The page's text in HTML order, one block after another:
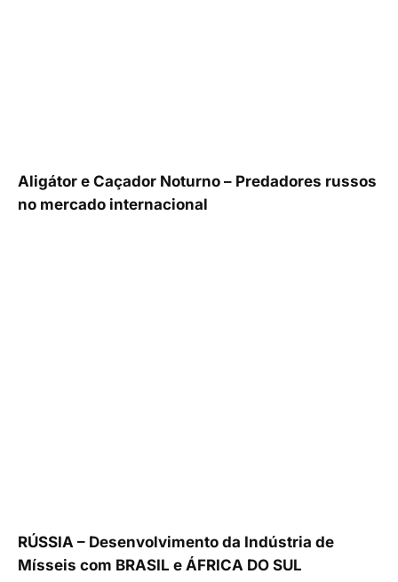
Aligátor e Caçador Noturno – Predadores russos
no mercado internacional
RÚSSIA – Desenvolvimento da Indústria de
Mísseis com BRASIL e ÁFRICA DO SUL